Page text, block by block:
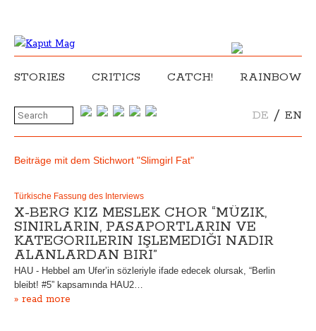
STORIES CRITICS CATCH! RAINBOW
DE / EN
Beiträge mit dem Stichwort "Slimgirl Fat"
Türkische Fassung des Interviews
X-BERG KIZ MESLEK CHOR “MÜZIK,
SINIRLARIN, PASAPORTLARIN VE
KATEGORILERIN IŞLEMEDIĞI NADIR
ALANLARDAN BIRI”
HAU - Hebbel am Ufer’in sözleriyle ifade edecek olursak, “Berlin
bleibt! #5” kapsamında HAU2…
» read more